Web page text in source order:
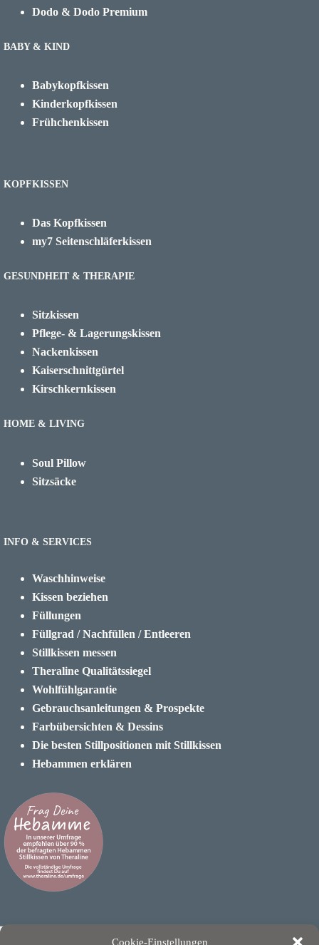
Cookie-Einstellungen
Dodo & Dodo Premium
BABY & KIND
Babykopfkissen
Kinderkopfkissen
Frühchenkissen
KOPFKISSEN
Das Kopfkissen
my7 Seitenschläferkissen
GESUNDHEIT & THERAPIE
Sitzkissen
Pflege- & Lagerungskissen
Nackenkissen
Kaiserschnittgürtel
Kirschkernkissen
HOME & LIVING
Soul Pillow
Sitzsäcke
INFO & SERVICES
Waschhinweise
Kissen beziehen
Füllungen
Füllgrad / Nachfüllen / Entleeren
Stillkissen messen
Theraline Qualitätssiegel
Wohlfühlgarantie
Gebrauchsanleitungen & Prospekte
Farbübersichten & Dessins
Die besten Stillpositionen mit Stillkissen
Hebammen erklären